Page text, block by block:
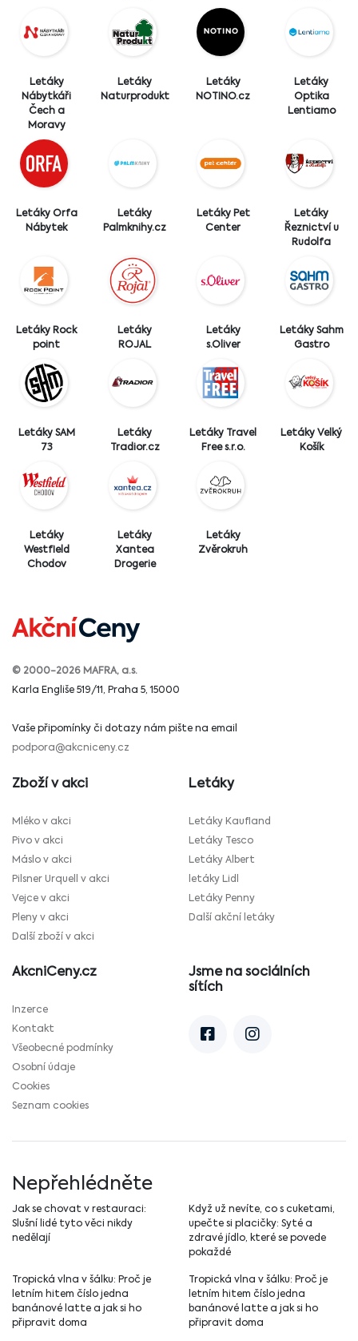
Letáky
Nábytkáři
Čech a
Moravy
Letáky
Naturprodukt
Letáky
NOTINO.cz
Letáky
Optika
Lentiamo
Letáky Orfa
Nábytek
Letáky
Palmknihy.cz
Letáky Pet
Center
Letáky
Řeznictví u
Rudolfa
Letáky Rock
point
Letáky
ROJAL
Letáky
s.Oliver
Letáky Sahm
Gastro
Letáky SAM
73
Letáky
Tradior.cz
Letáky Travel
Free s.r.o.
Letáky Velký
Košík
Letáky
Westfield
Chodov
Letáky
Xantea
Drogerie
Letáky
Zvěrokruh
© 2000-2026 MAFRA, a.s.
Karla Engliše 519/11, Praha 5, 15000
Vaše připomínky či dotazy nám pište na email
podpora@akcniceny.cz
Zboží v akci
Mléko v akci
Pivo v akci
Máslo v akci
Pilsner Urquell v akci
Vejce v akci
Pleny v akci
Další zboží v akci
Letáky
Letáky Kaufland
Letáky Tesco
Letáky Albert
letáky Lidl
Letáky Penny
Další akční letáky
AkcniCeny.cz
Inzerce
Kontakt
Všeobecné podmínky
Osobní údaje
Cookies
Seznam cookies
Jsme na sociálních
sítích
Nepřehlédněte
Jak se chovat v restauraci:
Slušní lidé tyto věci nikdy
nedělají
Když už nevíte, co s cuketami,
upečte si placičky: Syté a
zdravé jídlo, které se povede
pokaždé
Tropická vlna v šálku: Proč je
letním hitem číslo jedna
banánové latte a jak si ho
připravit doma
Tropická vlna v šálku: Proč je
letním hitem číslo jedna
banánové latte a jak si ho
připravit doma